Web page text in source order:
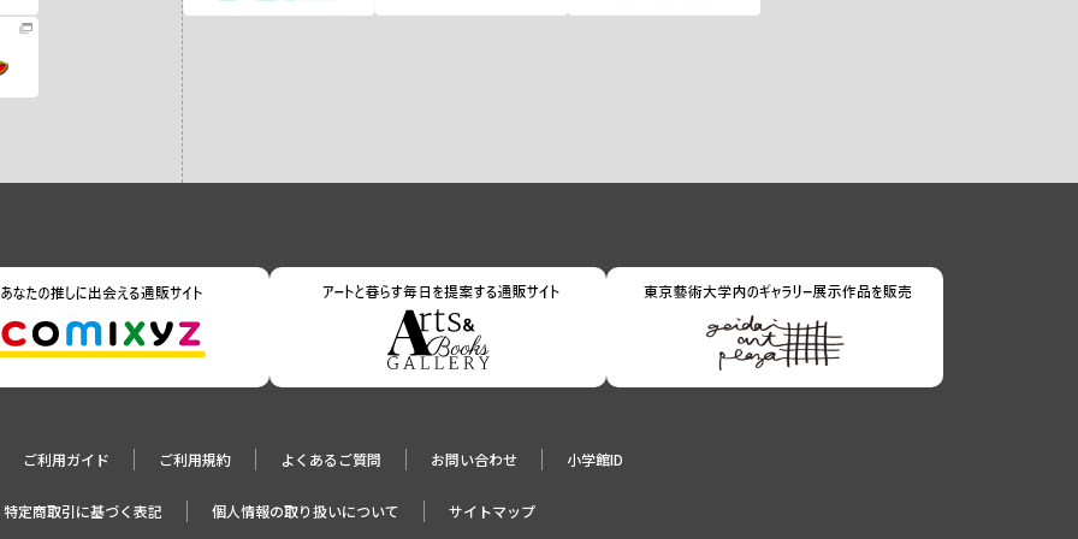
ご利用ガイド ご利用規約 よくあるご質問 お問い合わせ 小学館ID
特定商取引に基づく表記 個人情報の取り扱いについて サイトマップ